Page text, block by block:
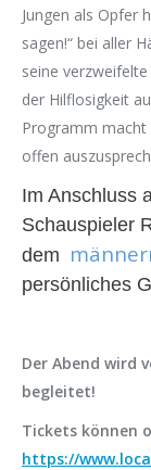
Jungen als Opfer
sagen!“ bei aller
seine
der Hilflosigkeit
Programm macht
offen
Im Anschluss
Schauspieler
dem
persönliches
Der Abend wird
begleitet!
Tickets können
https://